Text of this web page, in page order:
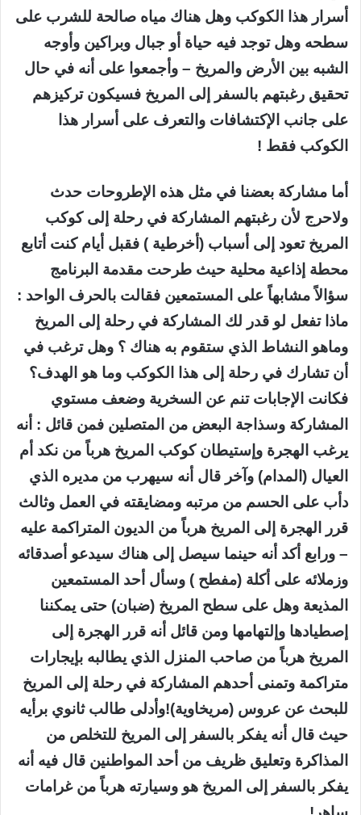
أسرار هذا الكوكب وهل هناك مياه صالحة للشرب على
سطحه وهل توجد فيه حياة أو جبال وبراكين وأوجه
الشبه بين الأرض والمريخ – وأجمعوا على أنه في حال
تحقيق رغبتهم بالسفر إلى المريخ فسيكون تركيزهم
على جانب الإكتشافات والتعرف على أسرار هذا
الكوكب فقط !
أما مشاركة بعضنا في مثل هذه الإطروحات حدث
ولاحرج لأن رغبتهم المشاركة في رحلة إلى كوكب
المريخ تعود إلى أسباب (أخرطية ) فقبل أيام كنت أتابع
محطة إذاعية محلية حيث طرحت مقدمة البرنامج
سؤالاً مشابهاً على المستمعين فقالت بالحرف الواحد :
ماذا تفعل لو قدر لك المشاركة في رحلة إلى المريخ
وماهو النشاط الذي ستقوم به هناك ؟ وهل ترغب في
أن تشارك في رحلة إلى هذا الكوكب وما هو الهدف؟
فكانت الإجابات تنم عن السخرية وضعف مستوي
المشاركة وسذاجة البعض من المتصلين فمن قائل : أنه
يرغب الهجرة وإستيطان كوكب المريخ هرباً من نكد أم
العيال (المدام) وآخر قال أنه سيهرب من مديره الذي
دأب على الحسم من مرتبه ومضايقته في العمل وثالث
قرر الهجرة إلى المريخ هرباً من الديون المتراكمة عليه
– ورابع أكد أنه حينما سيصل إلى هناك سيدعو أصدقائه
وزملائه على أكلة (مفطح ) وسأل أحد المستمعين
المذيعة وهل على سطح المريخ (ضبان) حتى يمكننا
إصطيادها وإلتهامها ومن قائل أنه قرر الهجرة إلى
المريخ هرباً من صاحب المنزل الذي يطالبه بإيجارات
متراكمة وتمنى أحدهم المشاركة في رحلة إلى المريخ
للبحث عن عروس (مريخاوية)!وأدلى طالب ثانوي برأيه
حيث قال أنه يفكر بالسفر إلى المريخ للتخلص من
المذاكرة وتعليق ظريف من أحد المواطنين قال فيه أنه
يفكر بالسفر إلى المريخ هو وسيارته هرباً من غرامات